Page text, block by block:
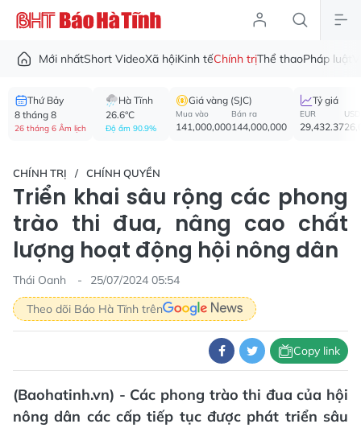
Mới nhấtShort VideoXã hộiKinh tếChính trịThể thaoPháp luật
Thứ Bảy
8 tháng 8
26 tháng 6 Âm lịch
Hà Tĩnh
26.6°C
Độ ẩm 90.9%
Giá vàng (SJC)
Mua vào
141,000,000
Bán ra
144,000,000
Tỷ giá
EUR
29,432.37
USD
CHÍNH TRỊ CHÍNH QUYỀN
Triển khai sâu rộng các phong
trào thi đua, nâng cao chất
lượng hoạt động hội nông dân
Thái Oanh
25/07/2024 05:54
Theo dõi Báo Hà Tĩnh trên
Copy link
(Baohatinh.vn) - Các phong trào thi đua của hội
nông dân các cấp tiếp tục được phát triển sâu